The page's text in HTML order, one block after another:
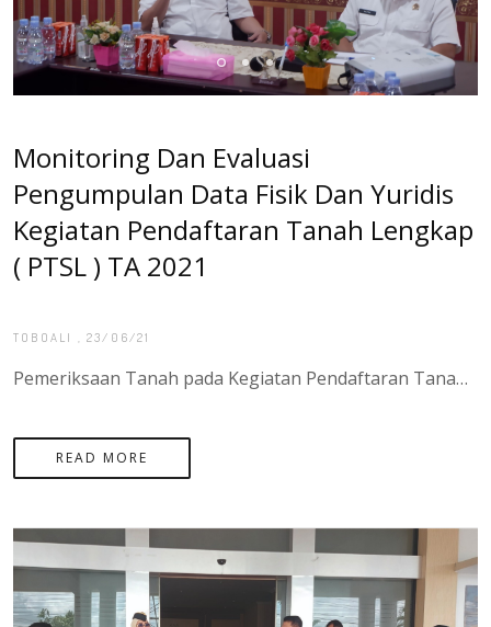
Monitoring Dan Evaluasi
Pengumpulan Data Fisik Dan Yuridis
Kegiatan Pendaftaran Tanah Lengkap
( PTSL ) TA 2021
TOBOALI , 23/06/21
Pemeriksaan Tanah pada Kegiatan Pendaftaran Tanah Sistematis Lengkap (PTSL) Tahun 2021 yang di laksankan di desa Penutuk dan Desa Tanjung Labu di pulau Lepar yang di hadiri oleh bapak Agung Basuki, S.ST.,M.H Selaku Kepala Kantor Pertanahan Kabupaten Bangk
READ MORE